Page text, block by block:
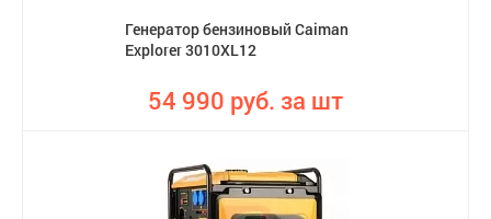
Генератор бензиновый Caiman
Explorer 3010XL12
54 990 руб. за шт